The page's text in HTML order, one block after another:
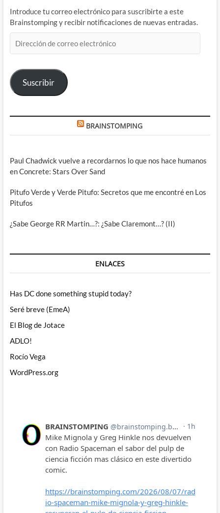
Introduce tu correo electrónico para suscribirte a este
Brainstomping y recibir notificaciones de nuevas entradas.
de
electrónico
Suscribir
BRAINSTOMPING
Paul Chadwick vuelve a recordarnos lo que nos hace humanos
en Concrete: Stars Over Sand
Pitufo Verde y Verde Pitufo: Secretos que me encontré en Los
Pitufos
¿Sabe George RR Martin…?: ¿Sabe Claremont…? (II)
ENLACES
Has DC done something stupid today?
Seré breve (EmeA)
El Blog de Jotace
ADLO!
Rocío Vega
WordPress.org